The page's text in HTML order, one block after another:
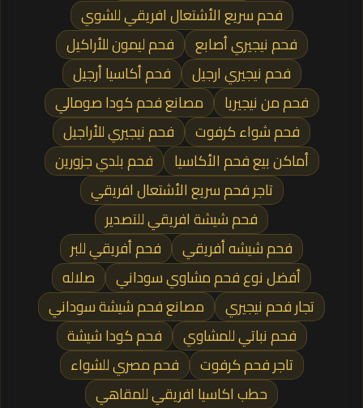
فحم سريع الأشتعال افريقي للشوي
فحم نيجيري أصابع
فحم ليمون للأراكيل
فحم نيجيري ارجيل
فحم أكاسيا أرجيل
فحم من نيجيريا
مصانع فحم كودا صومالي
فحم شواء كرفوت
فحم نيجيري للأراجيل
أماكن بيع فحم الأكاسيا
فحم بلدي جزورين
تاجر فحم سريع الأشتعال افريقي
فحم شيشة افريقي للتصدير
فحم شيشه أفريقي
فحم أفريقي للبر
أفضل نوع فحم مشاوي سوداني
صلاله
تجار فحم نيجيري
مصانع فحم شيشة سوداني
فحم نباتي للمشاوي
فحم كودا شيشة
تاجر فحم كرفوت
فحم مصري للشواء
حطب اكاسيا افريقي للمقاهي